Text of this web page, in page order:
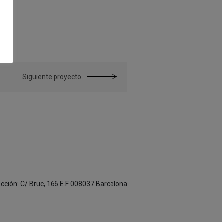
Siguiente proyecto
C/ Bruc, 166 E.F 008037 Barcelona